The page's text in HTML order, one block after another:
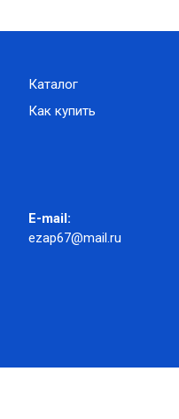
Каталог
Как купить
E-mail:
ezap67@mail.ru